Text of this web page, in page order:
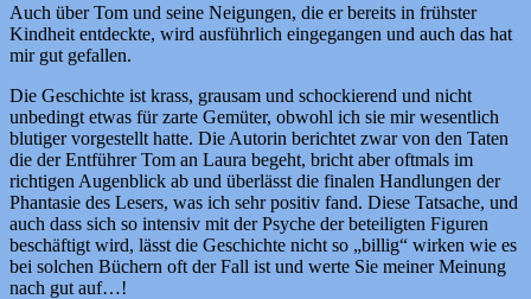
Auch über Tom und seine Neigungen, die er bereits in frühster
Kindheit entdeckte, wird ausführlich eingegangen und auch das hat
mir gut gefallen.
Die Geschichte ist krass, grausam und schockierend und nicht
unbedingt etwas für zarte Gemüter, obwohl ich sie mir wesentlich
blutiger vorgestellt hatte. Die Autorin berichtet zwar von den Taten
die der Entführer Tom an Laura begeht, bricht aber oftmals im
richtigen Augenblick ab und überlässt die finalen Handlungen der
Phantasie des Lesers, was ich sehr positiv fand. Diese Tatsache, und
auch dass sich so intensiv mit der Psyche der beteiligten Figuren
beschäftigt wird, lässt die Geschichte nicht so „billig“ wirken wie es
bei solchen Büchern oft der Fall ist und werte Sie meiner Meinung
nach gut auf…!